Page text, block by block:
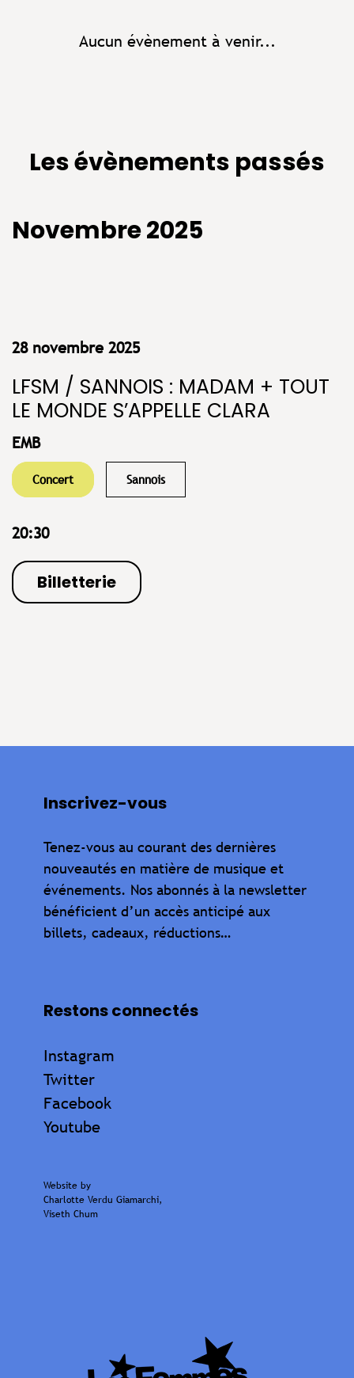
Aucun évènement à venir...
Les évènements passés
Novembre 2025
28 novembre 2025
LFSM / SANNOIS : MADAM + TOUT
LE MONDE S’APPELLE CLARA
EMB
Concert Sannois
20:30
Billetterie
Inscrivez-vous
Tenez-vous au courant des dernières
nouveautés en matière de musique et
événements. Nos abonnés à la newsletter
bénéficient d’un accès anticipé aux
billets, cadeaux, réductions…
Restons connectés
Instagram
Twitter
Facebook
Youtube
Website by
Charlotte Verdu Giamarchi,
Viseth Chum